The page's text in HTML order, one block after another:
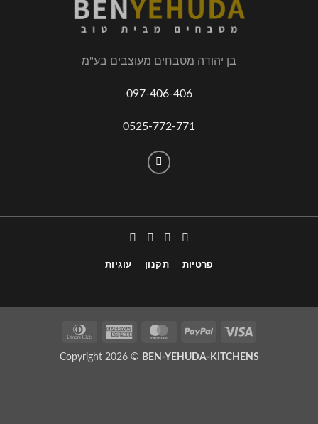
בן יהודה מטבחים מעוצבים בע"מ
097-406-406
0525-772-771
פרטיות תקנון עוגיות
Copyright 2026 © BEN-YEHUDA-KITCHENS